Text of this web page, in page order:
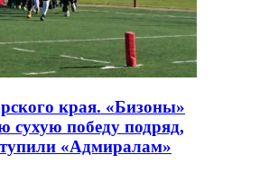
края. «Бизоны»
сухую победу подряд,
«Адмиралам»